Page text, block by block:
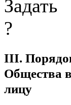
III.
Общества
лицу